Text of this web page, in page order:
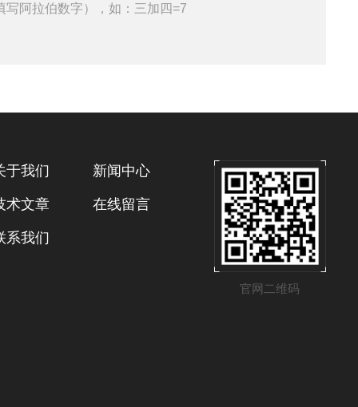
写阿拉伯数字），如：三加四=7
官网二维码
于我们 新闻中心
术文章 在线留言
系我们